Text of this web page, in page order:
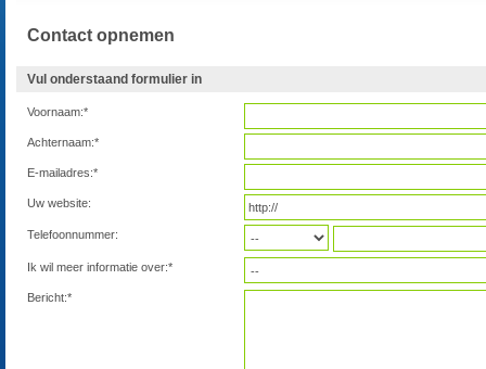
Contact opnemen
Vul onderstaand formulier in
Voornaam:*
Achternaam:*
E-mailadres:*
Uw website:
Telefoonnummer:
Ik wil meer informatie over:*
Bericht:*